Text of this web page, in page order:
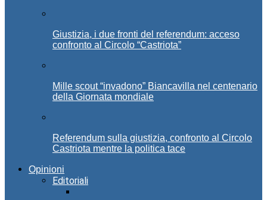
Giustizia, i due fronti del referendum: acceso
confronto al Circolo “Castriota”
Mille scout “invadono” Biancavilla nel centenario
della Giornata mondiale
Referendum sulla giustizia, confronto al Circolo
Castriota mentre la politica tace
Opinioni
Editoriali